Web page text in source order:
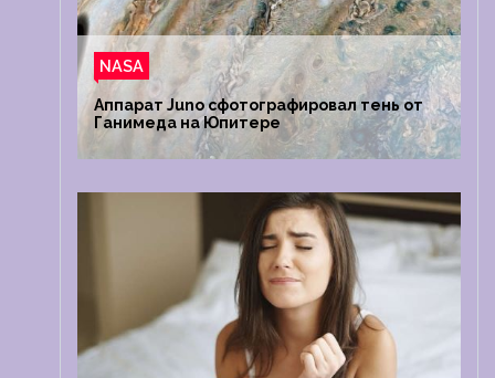
NASA
Аппарат Juno сфотографировал тень от
Ганимеда на Юпитере